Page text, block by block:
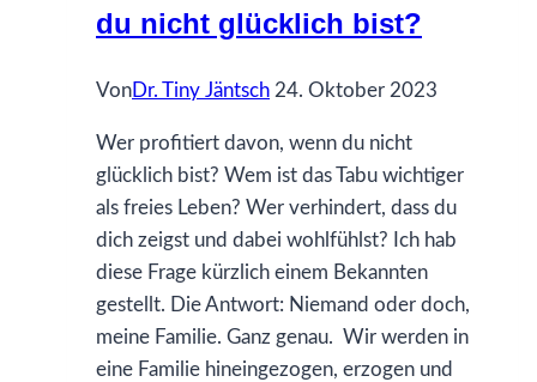
Gefühle
du nicht glücklich bist?
VonDr. Tiny Jäntsch 24. Oktober 2023
Wer profitiert davon, wenn du nicht
glücklich bist? Wem ist das Tabu wichtiger
als freies Leben? Wer verhindert, dass du
dich zeigst und dabei wohlfühlst? Ich hab
diese Frage kürzlich einem Bekannten
gestellt. Die Antwort: Niemand oder doch,
meine Familie. Ganz genau. Wir werden in
eine Familie hineingezogen, erzogen und